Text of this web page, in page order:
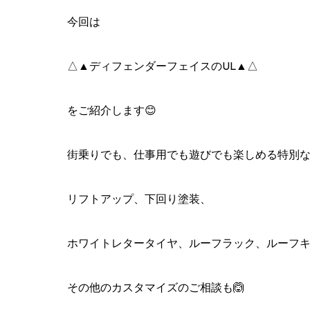
今回は
△▲ディフェンダーフェイスのUL▲△
をご紹介します😊
街乗りでも、仕事用でも遊びでも楽しめる特別な
リフトアップ、下回り塗装、
ホワイトレタータイヤ、ルーフラック、ルーフ
その他のカスタマイズのご相談も🙆